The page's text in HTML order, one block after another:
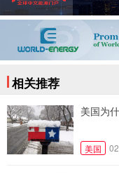
相关推荐
美国为
美国